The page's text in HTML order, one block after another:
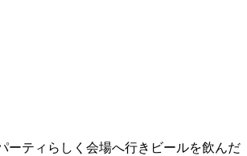
ーティらしく会場へ行きビールを飲んだ